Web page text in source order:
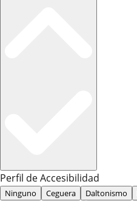
Perfil de Accesibilidad
Ninguno Ceguera Daltonismo